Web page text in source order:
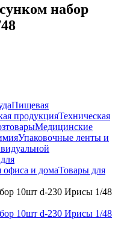
набор
Пищевая
продукцияТехническая
Медицинские
Упаковочные ленты и
офиса и домаТовары для
10шт d-230 Ирисы 1/48